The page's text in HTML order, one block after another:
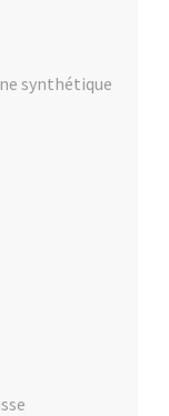
synthétique